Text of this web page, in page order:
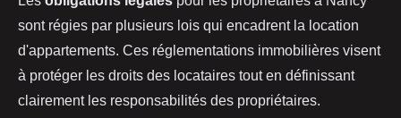
sont régies par plusieurs lois qui encadrent la location
d'appartements. Ces réglementations immobilières visent
à protéger les droits des locataires tout en définissant
clairement les responsabilités des propriétaires.